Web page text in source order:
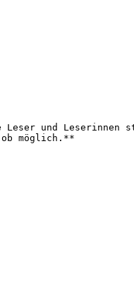
und Leserinnen
möglich.**